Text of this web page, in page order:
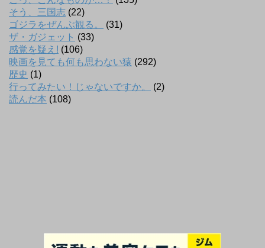
そう、三国志 (22)
ゴジラをぜんぶ観る。
(31)
ザ・ガジェット (33)
感覚を疑え! (106)
映画を見ても何も思わない猿 (292)
歴史 (1)
行ってみたい！じゃないですか。
(2)
読んだ本 (108)